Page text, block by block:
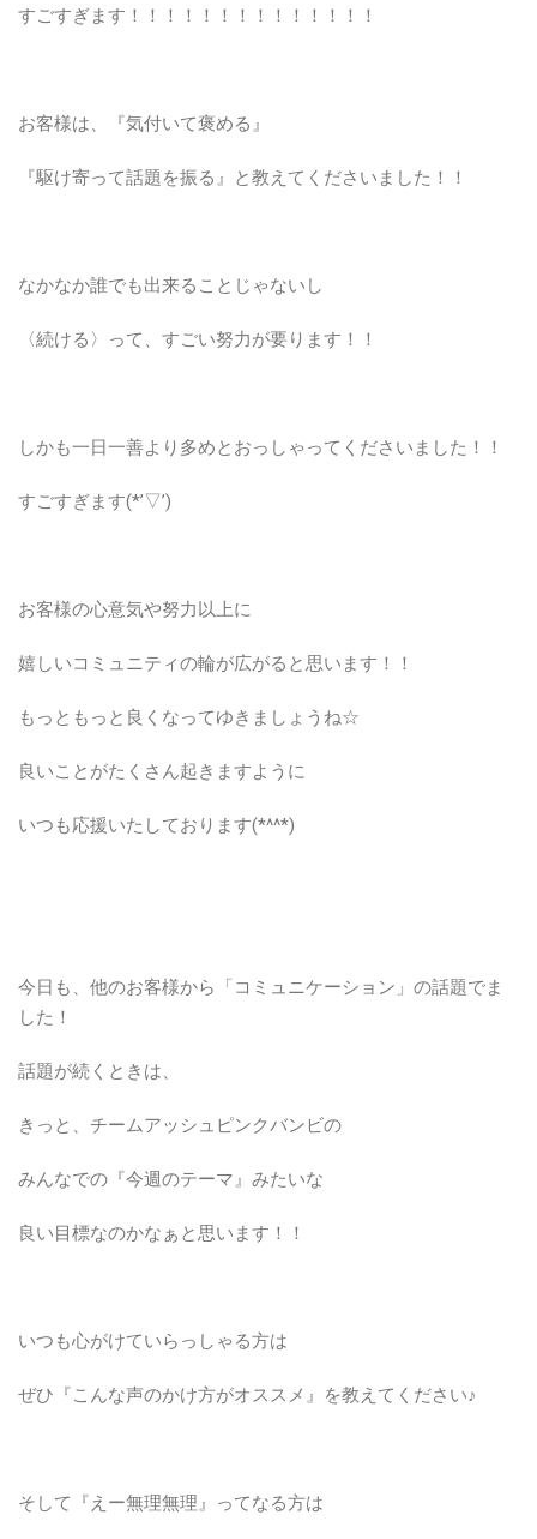
すごすぎます！！！！！！！！！！！！！！
お客様は、『気付いて褒める』
『駆け寄って話題を振る』と教えてくださいました！！
なかなか誰でも出来ることじゃないし
〈続ける〉って、すごい努力が要ります！！
しかも一日一善より多めとおっしゃってくださいました！！
すごすぎます(*’▽’)
お客様の心意気や努力以上に
嬉しいコミュニティの輪が広がると思います！！
もっともっと良くなってゆきましょうね☆
良いことがたくさん起きますように
いつも応援いたしております(*^^*)
今日も、他のお客様から「コミュニケーション」の話題でま
した！
話題が続くときは、
きっと、チームアッシュピンクバンビの
みんなでの『今週のテーマ』みたいな
良い目標なのかなぁと思います！！
いつも心がけていらっしゃる方は
ぜひ『こんな声のかけ方がオススメ』を教えてください♪
そして『えー無理無理』ってなる方は